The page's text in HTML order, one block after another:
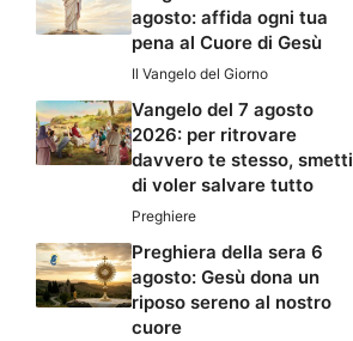
agosto: affida ogni tua
pena al Cuore di Gesù
Il Vangelo del Giorno
Vangelo del 7 agosto
2026: per ritrovare
davvero te stesso, smetti
di voler salvare tutto
Preghiere
Preghiera della sera 6
agosto: Gesù dona un
riposo sereno al nostro
cuore